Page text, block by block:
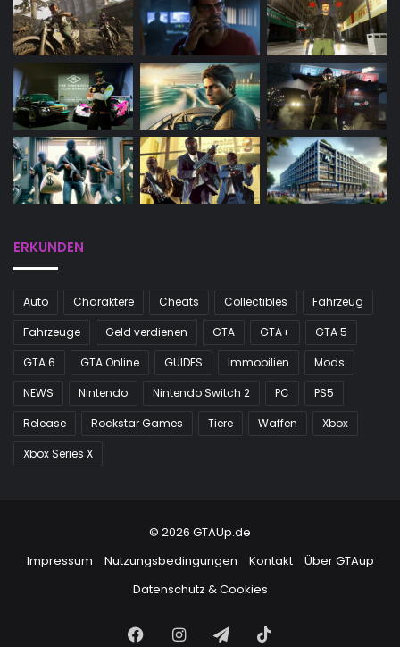
ERKUNDEN
Auto Charaktere Cheats Collectibles
Fahrzeug
Fahrzeuge
Geld verdienen GTA GTA+
GTA 5
GTA 6
GTA Online GUIDES Immobilien
Mods
NEWS
Nintendo Nintendo Switch 2 PC
PS5
Release
Rockstar Games Tiere Waffen
Xbox
Xbox Series X
© 2026 GTAUp.de
Impressum
Nutzungsbedingungen Kontakt
Über GTAup
Datenschutz & Cookies
FacebookInstagram
Telegram